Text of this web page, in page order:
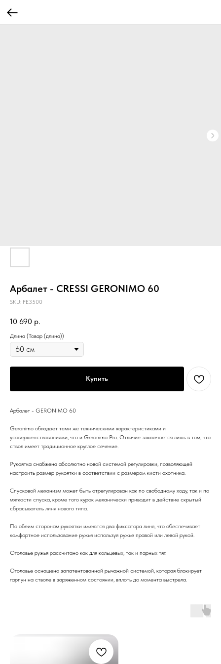
Арбалет - CRESSI GERONIMO 60
SKU: FE3500
10 690 р.
Длина (Товар (длина))
Купить
Арбалет - GERONIMO 60
Geronimo обладает теми же техническими характеристиками и
усовершенствованиями, что и Geronimo Pro. Отличие заключается лишь в том, что
ствол имеет традиционное круглое сечение.
Рукоятка снабжена абсолютно новой системой регулировки, позволяющей
настроить размер рукоятки в соответствии с размером кисти охотника.
Спусковой механизм может быть отрегулирован как по свободному ходу, так и по
мягкости спуска, кроме того курок механически приводит в действие скрытый
сбрасыватель линя нового типа.
По обеим сторонам рукоятки имеются два фиксатора линя, что обеспечивает
комфортное использование ружья используя ружье правой или левой рукой.
Оголовье ружья рассчитано как для кольцевых, так и парных тяг.
Оголовье оснащено запатентованной рычажной системой, которая блокирует
гарпун на стволе в заряженном состоянии, вплоть до момента выстрела.